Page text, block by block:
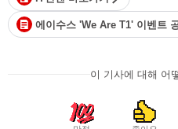
에이수스 'We Are T1' 이벤트
이 기사에 대해 어